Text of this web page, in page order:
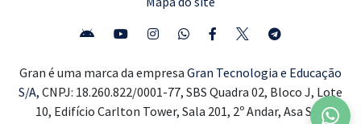
Gran é uma marca da empresa Gran Tecnologia e Educação
S/A, CNPJ: 18.260.822/0001-77, SBS Quadra 02, Bloco J, Lote
10, Edifício Carlton Tower, Sala 201, 2º Andar, Asa Sul,